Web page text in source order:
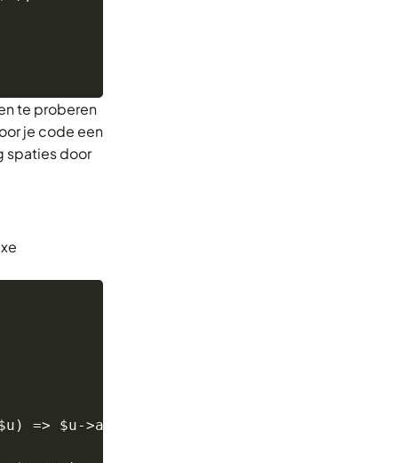
te proberen
je code een
spaties door
=> $u->active)